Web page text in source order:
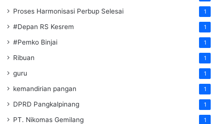
Proses Harmonisasi Perbup Selesai 1
#Depan RS Kesrem 1
#Pemko Binjai 1
Ribuan 1
guru 1
kemandirian pangan 1
DPRD Pangkalpinang 1
PT. Nikomas Gemilang 1